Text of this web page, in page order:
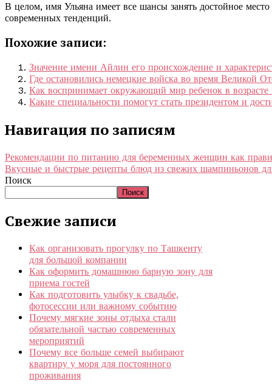
В целом, имя Ульяна имеет все шансы занять достойное
современных тенденций.
Похожие записи:
Значение имени Айлин его происхождение и
Где остановились немецкие войска во время Великой
Как воспринимает окружающий мир ребенок в возрасте
Какие специальности помогут стать президентом и
Навигация по записям
Рекомендации по питанию для беременных женщин как
Вкусные и быстрые рецепты блюд из свежих шампиньонов
Поиск
Поиск
Свежие записи
Как организовать прогулку по Ташкенту
для большой компании
Как оформить домашнюю барную зону для
приема гостей
Как подготовить улыбку к свадьбе,
фотосессии или важному событию
Почему мягкие зоны отдыха стали
обязательной частью современных
мероприятий
Почему все больше семей выбирают
квартиру у моря для постоянного
проживания